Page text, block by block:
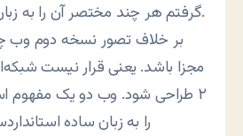
گرفتم هر چند مختصر آن را به زبان کاربردی شرح دهم.
بر خلاف تصور نسخه دوم وب
مجزا باشد. یعنی قرار نیست
۲ طراحی شود. وب دو یک مفهوم
را به زبان ساده